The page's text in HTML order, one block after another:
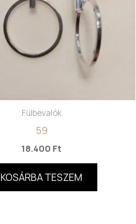
Fülbevalók
59
18.400 Ft
KOSÁRBA TESZEM